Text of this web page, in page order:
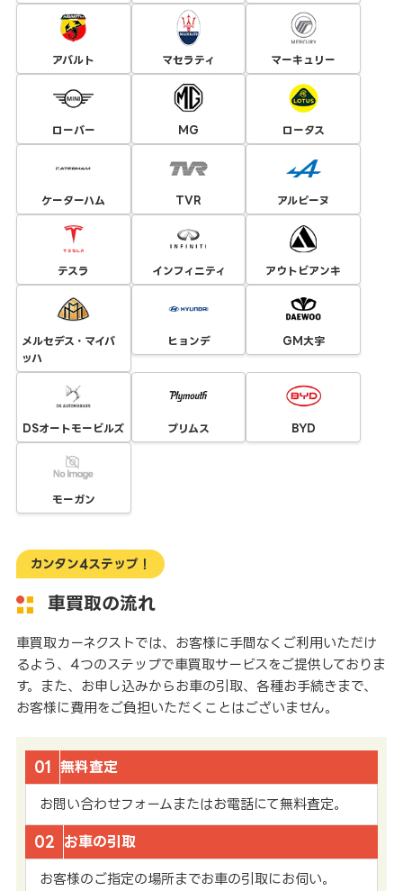
アバルト マセラティ マーキュリー
ローバー MG ロータス
ケーターハム TVR アルピーヌ
テスラ インフィニティ アウトビアンキ
メルセデス・マイバ
ッハ
ヒョンデ GM大宇
DSオートモービルズ プリムス BYD
モーガン
カンタン4ステップ！
車買取の流れ
車買取カーネクストでは、お客様に手間なくご利用いただけ
るよう、4つのステップで車買取サービスをご提供しておりま
す。また、お申し込みからお車の引取、各種お手続きまで、
お客様に費用をご負担いただくことはございません。
01 無料査定
お問い合わせフォームまたはお電話にて無料査定。
02 お車の引取
お客様のご指定の場所までお車の引取にお伺い。